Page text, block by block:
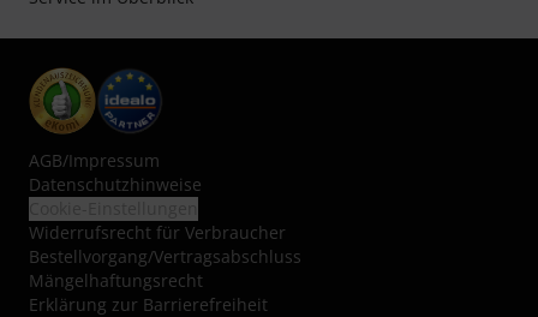
AGB/Impressum
Datenschutzhinweise
Widerrufsrecht für Verbraucher
Bestellvorgang/Vertragsabschluss
Mängelhaftungsrecht
Erklärung zur Barrierefreiheit